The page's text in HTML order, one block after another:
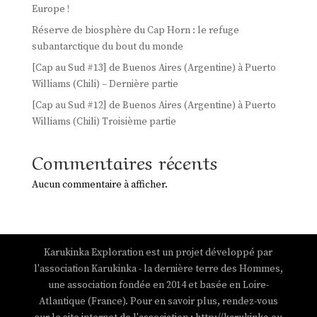
Europe !
Réserve de biosphère du Cap Horn : le refuge
subantarctique du bout du monde
[Cap au Sud #13] de Buenos Aires (Argentine) à Puerto
Williams (Chili) – Dernière partie
[Cap au Sud #12] de Buenos Aires (Argentine) à Puerto
Williams (Chili) Troisième partie
Commentaires récents
Aucun commentaire à afficher.
Karukinka Exploration est un projet développé par
l'association Karukinka - la dernière terre des Hommes,
une association fondée en 2014 et basée en Loire-
Atlantique (France). Pour en savoir plus, rendez-vous